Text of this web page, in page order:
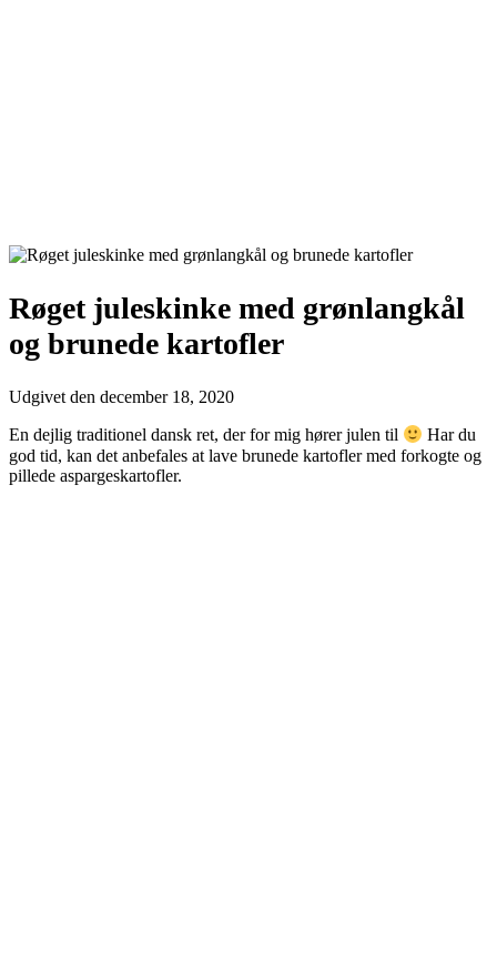
Røget juleskinke med grønlangkål
og brunede kartofler
Udgivet den december 18, 2020
En dejlig traditionel dansk ret, der for mig hører julen til
Har du
god tid, kan det anbefales at lave brunede kartofler med forkogte og
pillede aspargeskartofler.